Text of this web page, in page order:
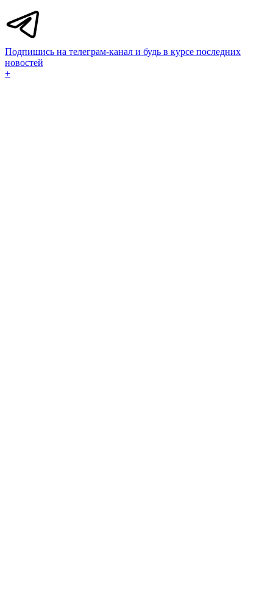
Подпишись на телеграм-канал и будь в курсе последних
новостей
+